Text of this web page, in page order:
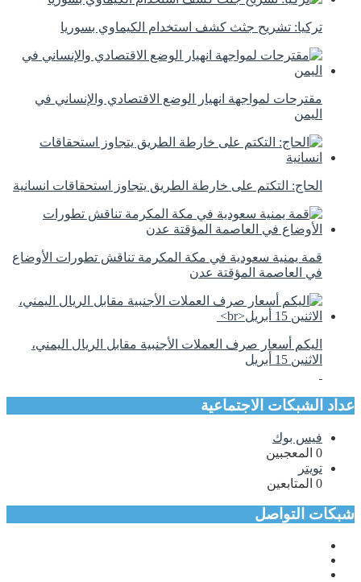
تركيا: تشريح جثث كشف استخدام الكيماوي بسوريا
مقترحات لمواجهة انهيار الوضع الاقتصادي والإنساني في
اليمن
الحاج: التكتم على خارطة الطريق يتجاوز استحقاقات انسانية
قمة يمنية سعودية في مكة المكرمة تناقش تطورات الأوضاع
في العاصمة المؤقتة عدن
اليكم أسعار صرف العملات الأجنبية مقابل الريال اليمني،
الاثنين 15 أبريل
عداد الشبكات الاجتماعية
فيس بوك
0 المعجبين
تويتر
0 المتابعين
شبكات التواصل